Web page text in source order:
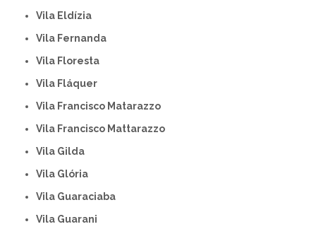
Vila Eldízia
Vila Fernanda
Vila Floresta
Vila Fláquer
Vila Francisco Matarazzo
Vila Francisco Mattarazzo
Vila Gilda
Vila Glória
Vila Guaraciaba
Vila Guarani